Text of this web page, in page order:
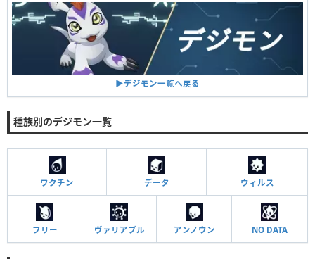
▶︎デジモン一覧へ戻る
種族別のデジモン一覧
ワクチン データ ウィルス
フリー ヴァリアブル アンノウン NO DATA